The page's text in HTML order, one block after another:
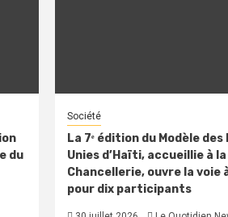
du
Société
La 7ᵉ édition du Modèle
Unies d’Haïti, accueillie à la
Chancellerie, ouvre la voie
pour dix participants